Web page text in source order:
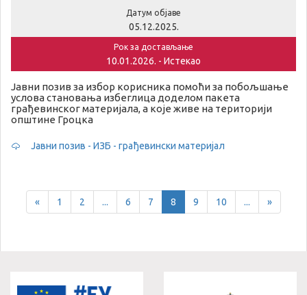
Датум објаве
05.12.2025.
Рок за достављање
10.01.2026. - Истекао
Јавни позив за избор корисника помоћи за побољшање
услова становања избеглица доделом пакета
грађевинског материјала, а које живе на територији
општине Гроцка
Јавни позив - ИЗБ - грађевински материјал
«Previous
1 2 ... 6 7 8 9 10 ... »Next